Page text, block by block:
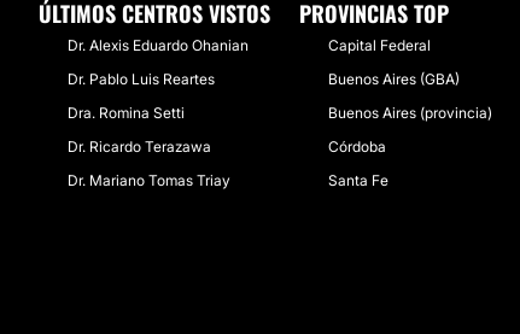
ÚLTIMOS CENTROS VISTOS
Dr. Alexis Eduardo Ohanian
Dr. Pablo Luis Reartes
Dra. Romina Setti
Dr. Ricardo Terazawa
Dr. Mariano Tomas Triay
PROVINCIAS TOP
Capital Federal
Buenos Aires (GBA)
Buenos Aires (provincia)
Córdoba
Santa Fe